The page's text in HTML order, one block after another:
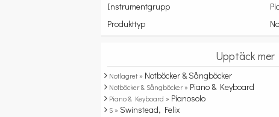
Instrumentgrupp
Produkttyp
Upptäck mer
Notlagret » Notböcker & Sångböcker
Notböcker & Sångböcker » Piano & Keyboard
Piano & Keyboard » Pianosolo
S »Swinstead, Felix